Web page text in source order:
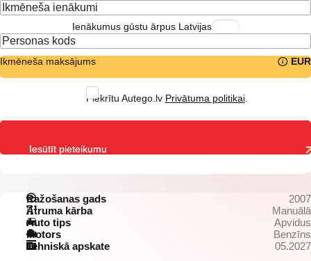
Ienākumus gūstu ārpus Latvijas
Ikmēneša maksājums EUR
Piekrītu Autego.lv Privātuma politikai.
Ražošanas gads
2007
Ātruma kārba
Manuālā
Auto tips
Apvidus
Motors
Benzīns
Tehniskā apskate
05.2027